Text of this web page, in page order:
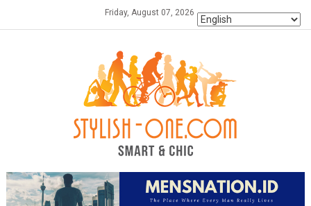
Friday, August 07, 2026